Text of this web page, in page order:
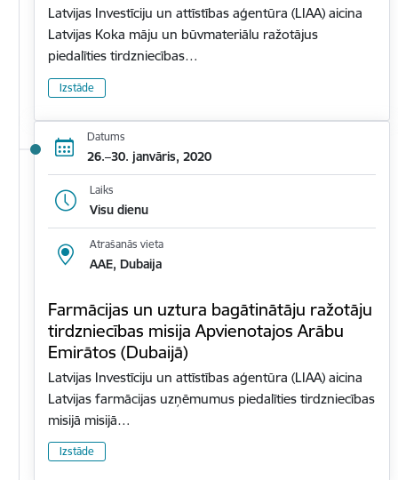
Latvijas Investīciju un attīstības aģentūra (LIAA) aicina
Latvijas Koka māju un būvmateriālu ražotājus
piedalīties tirdzniecības…
Izstāde
Datums
26.–30. janvāris, 2020
Laiks
Visu dienu
Atrašanās vieta
AAE, Dubaija
Farmācijas un uztura bagātinātāju ražotāju
tirdzniecības misija Apvienotajos Arābu
Emirātos (Dubaijā)
Latvijas Investīciju un attīstības aģentūra (LIAA) aicina
Latvijas farmācijas uzņēmumus piedalīties tirdzniecības
misijā misijā…
Izstāde